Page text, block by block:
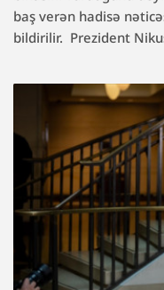
baş verən hadisə
bildirilir. Prezident